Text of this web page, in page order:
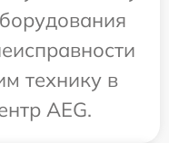
технику в
AEG.